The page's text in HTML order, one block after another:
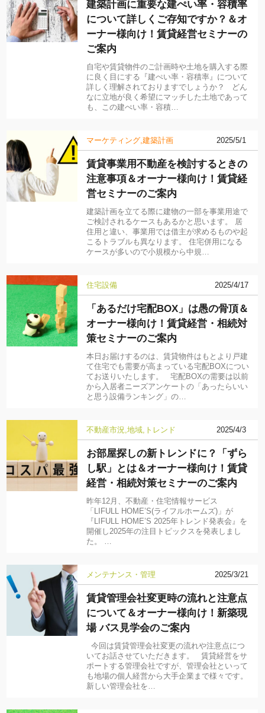
建築計画に重要な建ぺい率・容積率
について詳しくご存知ですか？＆オ
ーナー様向け！賃貸経営セミナーの
ご案内
自宅や賃貸物件のご計画時や土地を購入する際
に良く目にする『建ぺい率・容積率』について
詳しく理解されておりますでしょうか？ どん
なに立地が良く希望にマッチした土地であって
も、この建ぺい率・容積…
マーケティング 建築計画 2025/5/1
賃貸事業用不動産を検討するときの
注意事項＆オーナー様向け！賃貸経
営セミナーのご案内
建築計画を立てる際に建物の一部を事業用途で
ご検討されるケースもあるかと思います。 居
住用と違い、事業用では借主が求めるものや起
こるトラブルも異なります。 住宅併用になる
ケースが多いので小規模から中規…
住宅設備 2025/4/17
「あるだけ宅配BOX」は愚の骨頂＆
オーナー様向け！賃貸経営・相続対
策セミナーのご案内
本日お届けするのは、賃貸物件はもとより戸建
て住宅でも需要が高まっている宅配BOXについ
てお送りいたします。 宅配BOXの需要は以前
から入居者ニーズアンケートの「あったらいい
と思う設備ランキング」の…
不動産市況 地域 トレンド 2025/4/3
お部屋探しの新トレンドに？「ずら
し駅」とは＆オーナー様向け！賃貸
経営・相続対策セミナーのご案内
昨年12月、不動産・住宅情報サービス
「LIFULL HOME’S(ライフルホームズ)」が
『LIFULL HOME’S 2025年トレンド発表会』を
開催し2025年の注目トピックスを発表しまし
た。 …
メンテナンス・管理 2025/3/21
賃貸管理会社変更時の流れと注意点
について＆オーナー様向け！新築現
場 バス見学会のご案内
今回は賃貸管理会社変更の流れや注意点につ
いてお話させていただきます。 賃貸経営をサ
ポートする管理会社ですが、管理会社といって
も地場の個人経営から大手企業まで様々です。
新しい管理会社を…